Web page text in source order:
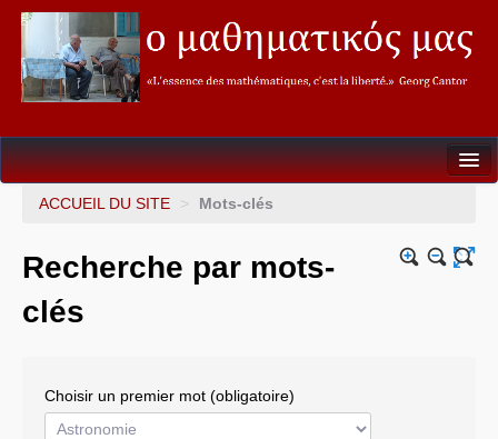
Seconde
Mathèque
ACCUEIL DU SITE > Mots-clés
Recherche par mots-
clés
Choisir un premier mot (obligatoire)